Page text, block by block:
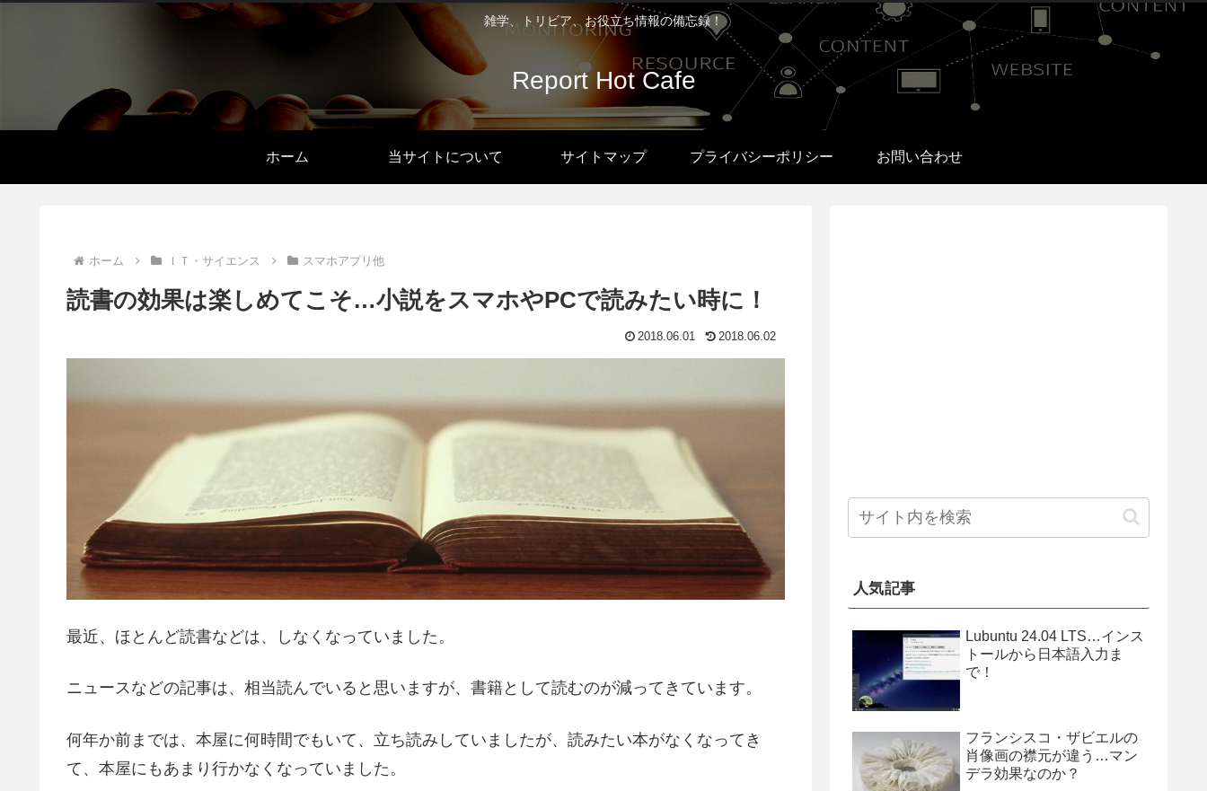
雑学、トリビア、お役立ち情報の備忘録！
Report Hot Cafe
ホーム 当サイトについて サイトマップ プライバシーポリシー お問い合わせ
ホーム ＩＴ・サイエンス スマホアプリ他
読書の効果は楽しめてこそ…小説をスマホやPCで読みたい時に！
2018.06.01 2018.06.02
最近、ほとんど読書などは、しなくなっていました。
ニュースなどの記事は、相当読んでいると思いますが、書籍として読むのが減ってきています。
何年か前までは、本屋に何時間でもいて、立ち読みしていましたが、読みたい本がなくなってき
て、本屋にもあまり行かなくなっていました。
人気記事
Lubuntu 24.04 LTS…インス
トールから日本語入力ま
で！
フランシスコ・ザビエルの
肖像画の襟元が違う…マン
デラ効果なのか？